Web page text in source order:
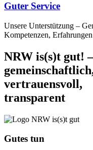
Guter Service
Unsere Unterstützung –
Kompetenzen,
NRW is(s)t gut! –
vertrauensvoll,
transparent
Gutes tun